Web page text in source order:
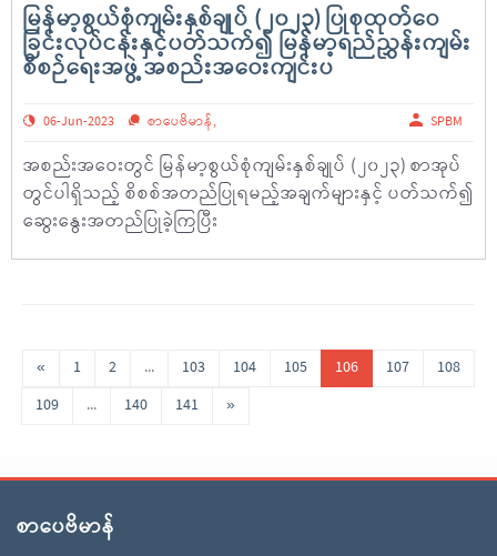
မြန်မာ့စွယ်စုံကျမ်းနှစ်ချုပ် (၂၀၂၃) ပြုစုထုတ်ဝေ
ခြင်းလုပ်ငန်းနှင့်ပတ်သက်၍ မြန်မာ့ရည်ညွှန်းကျမ်း
စီစဉ်ရေးအဖွဲ့ အစည်းအဝေးကျင်းပ
06-Jun-2023 စာပေဗိမာန်, SPBM
အစည်းအဝေးတွင် မြန်မာ့စွယ်စုံကျမ်းနှစ်ချုပ် (၂၀၂၃) စာအုပ်
တွင်ပါရှိသည့် စိစစ်အတည်ပြုရမည့်အချက်များနှင့် ပတ်သက်၍
ဆွေးနွေးအတည်ပြုခဲ့ကြပြီး
« 1 2 ... 103 104 105 106 107
108
109
... 140 141 »
စာပေဗိမာန်